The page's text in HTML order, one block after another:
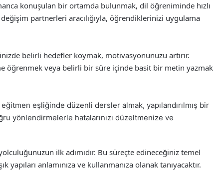
konuşulan bir ortamda bulunmak, dil öğreniminde hızlı
partnerleri aracılığıyla, öğrendiklerinizi uygulama
belirli hedefler koymak, motivasyonunuzu artırır.
öğrenmek veya belirli bir süre içinde basit bir metin yazmak
eşliğinde düzenli dersler almak, yapılandırılmış bir
yönlendirmelerle hatalarınızı düzeltmenize ve
ilk adımıdır. Bu süreçte edineceğiniz temel
anlamınıza ve kullanmanıza olanak tanıyacaktır.